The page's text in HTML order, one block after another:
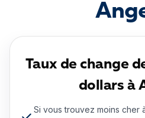
Taux de change
dollars à
Si vous trouvez moins cher